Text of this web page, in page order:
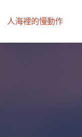
人海裡的慢動作